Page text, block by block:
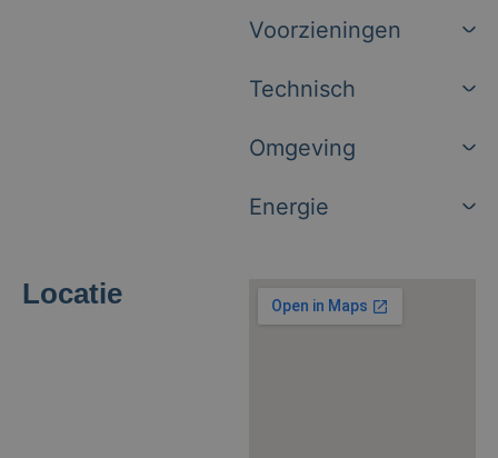
Voorzieningen
Technisch
Omgeving
Energie
Locatie